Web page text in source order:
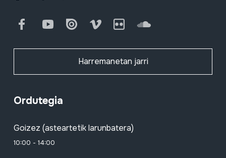
FacebookYoutube Issuu Vimeo Flickr SoundCloud
Harremanetan jarri
Ordutegia
Goizez (asteartetik larunbatera)
10:00 - 14:00